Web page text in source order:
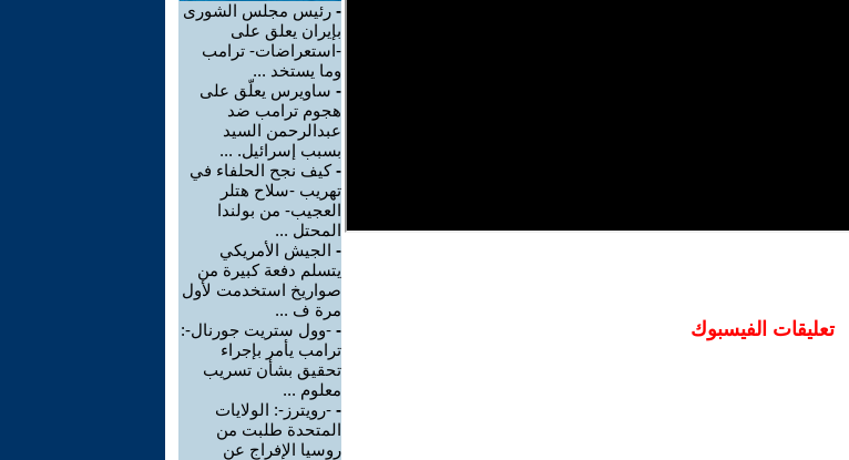
تعليقات الفيسبوك
- رئيس مجلس الشورى
بإيران يعلق على
-استعراضات- ترامب
وما يستخد ...
- ساويرس يعلّق على
هجوم ترامب ضد
عبدالرحمن السيد
بسبب إسرائيل. ...
-كيف نجح الحلفاء في
تهريب -سلاح هتلر
العجيب- من بولندا
المحتل ...
- الجيش الأمريكي
يتسلم دفعة كبيرة من
صواريخ استخدمت لأول
مرة ف ...
- -وول ستريت جورنال-:
ترامب يأمر بإجراء
تحقيق بشأن تسريب
معلوم ...
- -رويترز-: الولايات
المتحدة طلبت من
روسيا الإفراج عن